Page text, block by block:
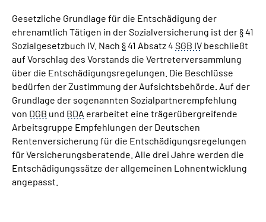
Über uns
Inhalte in Gebärdensprache (DGS)
Leichte Sprache
Suche
Mein Kundenportal
Gesetzliche Grundlage für die Entschädigung der
ehrenamtlich Tätigen in der Sozialversicherung ist der§41
Sozialgesetzbuch IV. Nach §41 Absatz 4 SGB IV beschließt
auf Vorschlag des Vorstands die Vertreterversammlung
über die Entschädigungsregelungen. Die Beschlüsse
bedürfen der Zustimmung der Aufsichtsbehörde. Auf der
Grundlage der sogenannten Sozialpartnerempfehlung
von DGB und BDA erarbeitet eine trägerübergreifende
Arbeitsgruppe Empfehlungen der Deutschen
Rentenversicherung für die Entschädigungsregelungen
für Versicherungsberatende. Alle drei Jahre werden die
Entschädigungssätze der allgemeinen Lohnentwicklung
angepasst.